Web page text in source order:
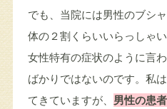
でも、当院には男性のブシ
体の２割くらいいらっしゃ
女性特有の症状のように言
ばかりではないのです。私
てきていますが、 男性の患